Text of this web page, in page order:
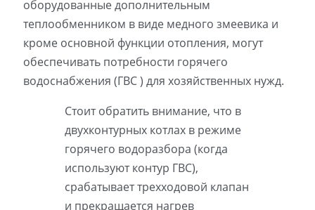
оборудованные дополнительным
теплообменником в виде медного змеевика и
кроме основной функции отопления, могут
обеспечивать потребности горячего
водоснабжения (ГВС ) для хозяйственных нужд.
Стоит обратить внимание, что в
двухконтурных котлах в режиме
горячего водоразбора (когда
используют контур ГВС),
срабатывает трехходовой клапан
и прекращается нагрев